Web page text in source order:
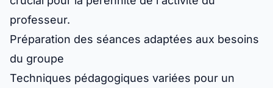
professeur.
Préparation des séances adaptées aux besoins
du groupe
Techniques pédagogiques variées pour un